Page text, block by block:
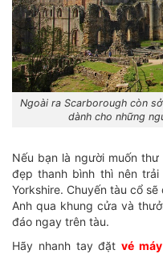
Ngoài ra Scarborough còn
dành cho những
Nếu bạn là người muốn
đẹp thanh bình thì nên
Yorkshire. Chuyến tàu cổ
Anh qua khung cửa và
đáo ngay trên tàu.
Hãy nhanh tay đặtvé